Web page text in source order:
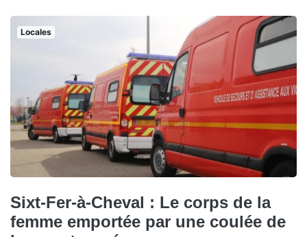
Locales
Sixt-Fer-à-Cheval : Le corps de la
femme emportée par une coulée de